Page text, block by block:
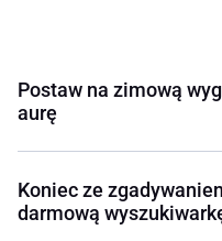
Postaw na zimową
aurę
Koniec ze
darmową